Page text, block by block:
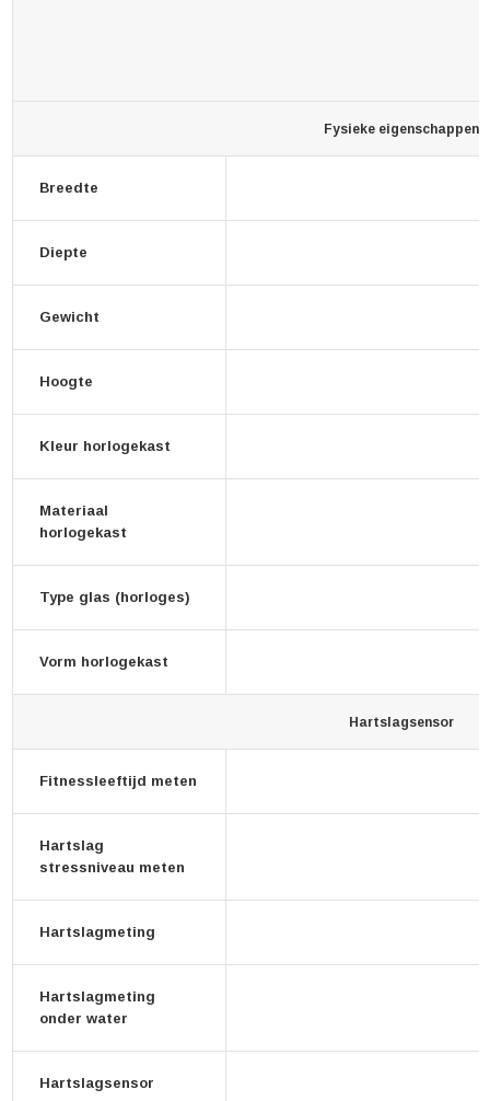
Fysieke eigenschappen
Breedte
Diepte
Gewicht
Hoogte
Kleur horlogekast
Materiaal
horlogekast
Type glas (horloges)
Vorm horlogekast
Hartslagsensor
Fitnessleeftijd meten
Hartslag
stressniveau meten
Hartslagmeting
Hartslagmeting
onder water
Hartslagsensor